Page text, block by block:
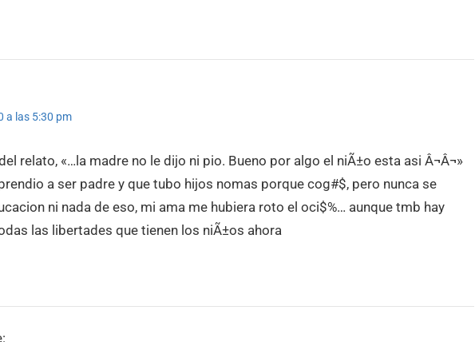
a las 5:30 pm
relato, «…la madre no le dijo ni pio. Bueno por algo el niÃ±o esta asi Â¬Â¬»
a ser padre y que tubo hijos nomas porque cog#$, pero nunca se
ni nada de eso, mi ama me hubiera roto el oci$%… aunque tmb hay
las libertades que tienen los niÃ±os ahora